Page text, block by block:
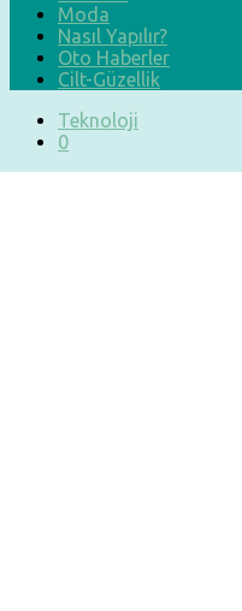
Moda
Nasıl Yapılır?
Oto Haberler
Cilt-Güzellik
Teknoloji
0